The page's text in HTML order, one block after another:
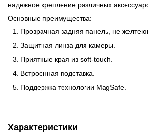
надежное крепление различных
Основные преимущества:
Прозрачная задняя панель, не
Защитная линза для камеры.
Приятные края из soft-touch.
Встроенная подставка.
Поддержка технологии MagSafe.
Характеристики